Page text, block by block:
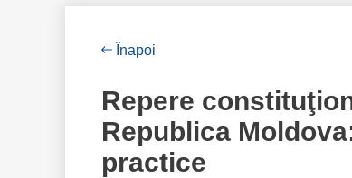
Înapoi
Repere
Republica
practice